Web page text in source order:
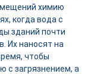
химию
когда вода с
зданий почти
Их наносят на
чтобы
с загрязнением, а